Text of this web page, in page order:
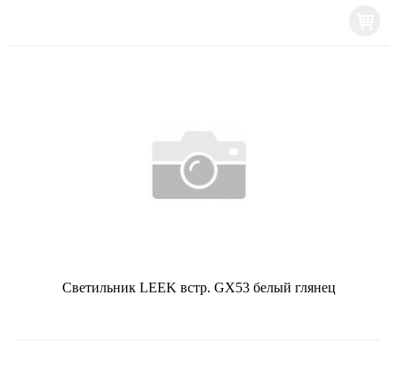
Светильник LEEK встр. GX53 белый глянец